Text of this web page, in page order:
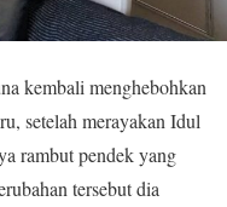
kembali menghebohkan
setelah merayakan Idul
rambut pendek yang
tersebut dia